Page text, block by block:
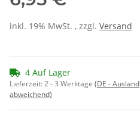
inkl. 19% MwSt. , zzgl. Versand
4 Auf Lager
Lieferzeit:2 - 3 Werktage (DE - Ausland
abweichend)